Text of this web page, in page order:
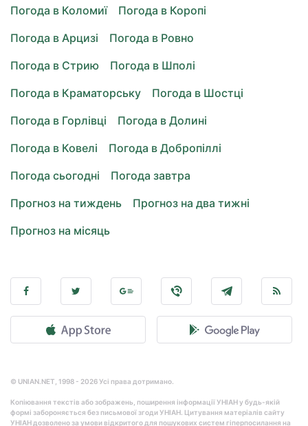
Погода в Коломиї
Погода в Коропі
Погода в Арцизі
Погода в Ровно
Погода в Стрию
Погода в Шполі
Погода в Краматорську
Погода в Шостці
Погода в Горлівці
Погода в Долині
Погода в Ковелі
Погода в Добропіллі
Погода сьогодні
Погода завтра
Прогноз на тиждень
Прогноз на два тижні
Прогноз на місяць
© UNIAN.NET, 1998 - 2026 Усі права дотримано.
Копіювання текстів або зображень, поширення інформації УНІАН у будь-якій
формі забороняється без письмової згоди УНІАН. Цитування матеріалів сайту
УНІАН дозволено за умови відкритого для пошукових систем гіперпосилання на